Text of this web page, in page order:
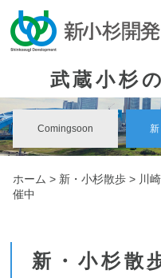
武蔵小杉
Comingsoon
ホーム > 新・小杉散歩> 川崎
催中
新・小杉散